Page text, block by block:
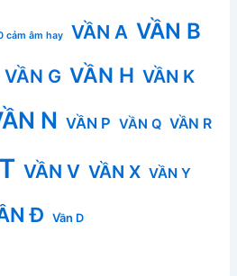
cảm âm hay VẦN A VẦN B
VẦN G VẦN H VẦN K
N VẦN P VẦN Q VẦN R
VẦN V VẦN X VẦN Y
Đ Vần D